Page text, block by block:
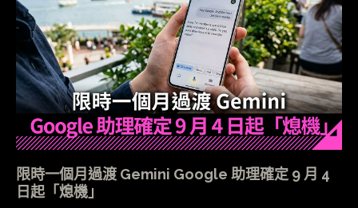
限時一個月過渡 Gemini Google 助理確定 9 月 4
日起「熄機」